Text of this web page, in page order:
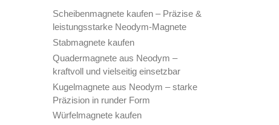
Scheibenmagnete kaufen – Präzise &
leistungsstarke Neodym-Magnete
Stabmagnete kaufen
Quadermagnete aus Neodym –
kraftvoll und vielseitig einsetzbar
Kugelmagnete aus Neodym – starke
Präzision in runder Form
Würfelmagnete kaufen